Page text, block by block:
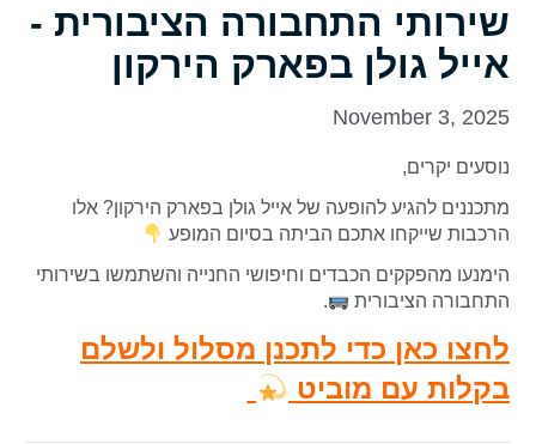
שירותי התחבורה הציבורית -
אייל גולן בפארק הירקון
November 3, 2025
נוסעים יקרים,
מתכננים להגיע להופעה של אייל גולן בפארק הירקון? אלו
הרכבות שייקחו אתכם הביתה בסיום המופע
הימנעו מהפקקים הכבדים וחיפושי החנייה והשתמשו בשירותי
התחבורה הציבורית
.
לחצו כאן כדי לתכנן מסלול ולשלם
בקלות עם מוביט